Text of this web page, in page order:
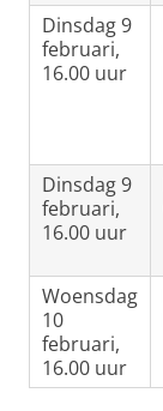
Dinsdag 9
februari,
16.00 uur
Dinsdag 9
februari,
16.00 uur
Woensdag
10
februari,
16.00 uur